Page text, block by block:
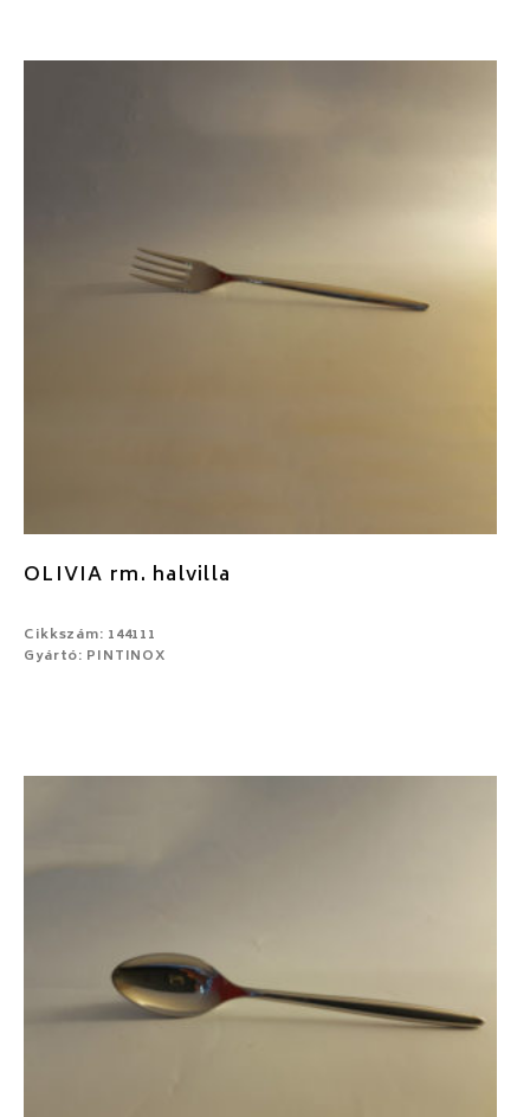
OLIVIA rm. halvilla
Cikkszám: 144111
Gyártó: PINTINOX